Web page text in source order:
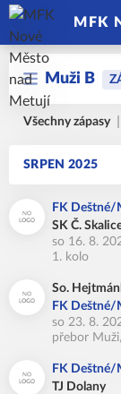
MFK
Muži B
Všechny zápasy
SRPEN 2025
FK Deštné/
SK Č.
so 16. 8.
1. kolo
So.
FK Deštné/
so 23. 8.
přebor
FK Deštné/
TJ Dolany